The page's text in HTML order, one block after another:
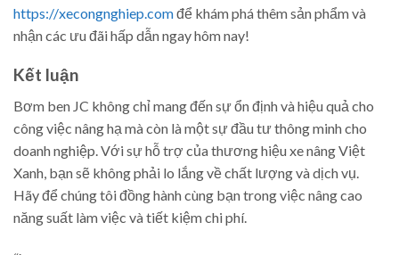
https://xecongnghiep.comđể khám phá thêm sản phẩm và
nhận các ưu đãi hấp dẫn ngay hôm nay!
Kết luận
Bơm ben JC không chỉ mang đến sự ổn định và hiệu quả cho
công việc nâng hạ mà còn là một sự đầu tư thông minh cho
doanh nghiệp. Với sự hỗ trợ của thương hiệu xe nâng Việt
Xanh, bạn sẽ không phải lo lắng về chất lượng và dịch vụ.
Hãy để chúng tôi đồng hành cùng bạn trong việc nâng cao
năng suất làm việc và tiết kiệm chi phí.